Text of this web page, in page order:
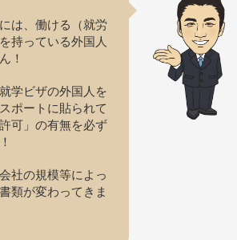
は、働ける（就労
持っている外国人
！
学ビザの外国人を
ポートに貼られて
可」の有無を必ず
社の規模等によっ
類が変わってきま